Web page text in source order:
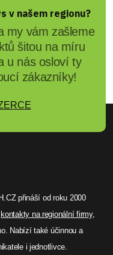
v našem regionu?
my vám zašleme
šitou na míru
u nás osloví ty
zákazníky!
přináší od roku 2000
kontakty na regionální firmy,
Nabízí také účinnou a
i jednotlivce.